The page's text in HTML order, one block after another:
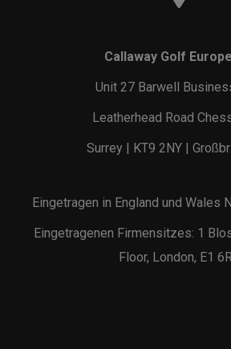
Callaway Golf
Unit 27 Barwell
Leatherhead Road
Surrey | KT9 2NY |
Eingetragen in England und Wales
Eingetragenen Firmensitzes: 1
Floor, London, E1